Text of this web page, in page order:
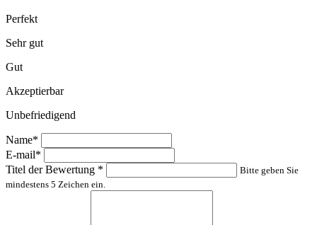
Perfekt
Sehr gut
Gut
Akzeptierbar
Unbefriedigend
Name*
E-mail*
Titel der Bewertung *
Bitte geben Sie
mindestens 5 Zeichen ein.